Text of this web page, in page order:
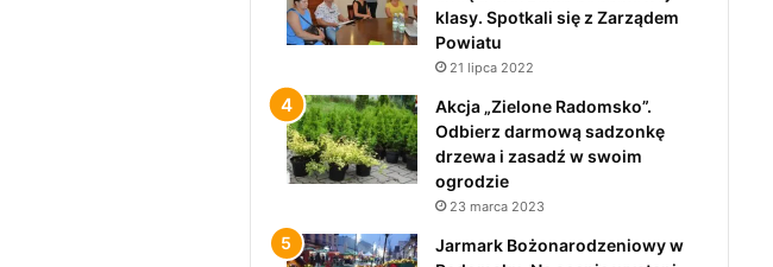
klasy. Spotkali się z Zarządem
Powiatu
21 lipca 2022
Akcja „Zielone Radomsko”.
Odbierz darmową sadzonkę
drzewa i zasadź w swoim
ogrodzie
23 marca 2023
Jarmark Bożonarodzeniowy w